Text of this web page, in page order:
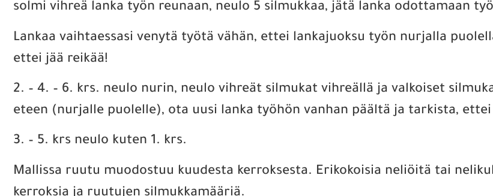
solmi vihreä lanka työn reunaan, neulo 5 silmukkaa, jätä lanka odottamaan
Lankaa vaihtaessasi venytä työtä vähän, ettei lankajuoksu työn nurjalla
ettei jää reikää!
2. – 4. – 6. krs. neulo nurin, neulo vihreät silmukat vihreällä ja valkoiset
eteen (nurjalle puolelle), ota uusi lanka työhön vanhan päältä ja tarkista,
3. – 5. krs neulo kuten 1. krs.
Mallissa ruutu muodostuu kuudesta kerroksesta. Erikokoisia neliöitä tai